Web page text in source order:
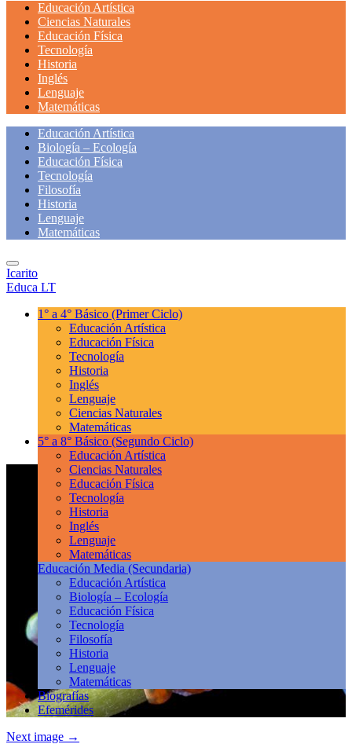
Educación Artística
Ciencias Naturales
Educación Física
Tecnología
Historia
Inglés
Lenguaje
Matemáticas
Educación Artística
Biología – Ecología
Educación Física
Tecnología
Filosofía
Historia
Lenguaje
Matemáticas
Icarito
Educa LT
1° a 4° Básico (Primer Ciclo)
Educación Artística
Educación Física
Tecnología
Historia
Inglés
Lenguaje
Ciencias Naturales
Matemáticas
5° a 8° Básico (Segundo Ciclo)
Educación Artística
Ciencias Naturales
Educación Física
Tecnología
Historia
Inglés
Lenguaje
Matemáticas
Educación Media (Secundaria)
Educación Artística
Biología – Ecología
Educación Física
Tecnología
Filosofía
Historia
Lenguaje
Matemáticas
Biografías
Efemérides
Next image →